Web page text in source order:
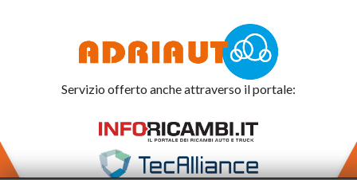
Servizio offerto anche attraverso il portale: